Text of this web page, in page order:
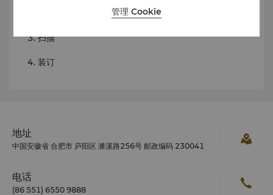
扫描
装订
地址
中国安徽省 合肥市 庐阳区 濉溪路256号 邮政编码 230041
电话
(86 551) 6550 9888
管理 Cookie